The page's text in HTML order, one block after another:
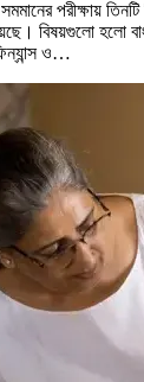
পরীক্ষায়
বিষয়গুলো হলো
ও…